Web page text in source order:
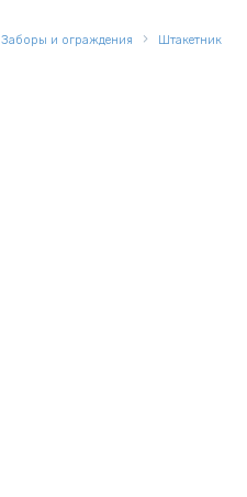
Заборы и ограждения Штакетник